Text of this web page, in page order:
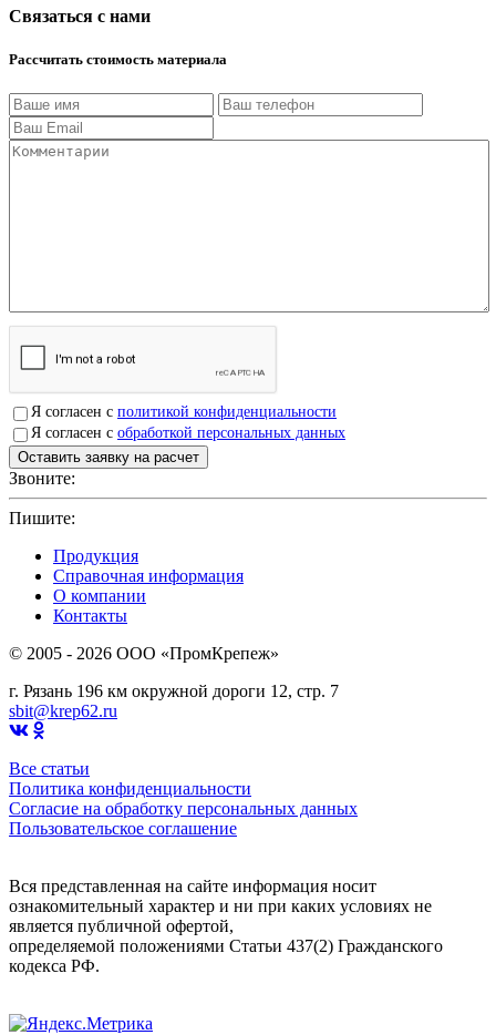
Связаться с нами
Рассчитать стоимость материала
Я согласен с политикой конфиденциальности
Я согласен с обработкой персональных данных
Звоните:
Пишите:
Продукция
Справочная информация
О компании
Контакты
© 2005 - 2026 OOO «ПромКрепеж»
г. Рязань 196 км окружной дороги 12, стр. 7
sbit@krep62.ru
Все статьи
Политика конфиденциальности
Согласие на обработку персональных данных
Пользовательское соглашение
Вся представленная на сайте информация носит
ознакомительный характер и ни при каких условиях не
является публичной офертой,
определяемой положениями Статьи 437(2) Гражданского
кодекса РФ.